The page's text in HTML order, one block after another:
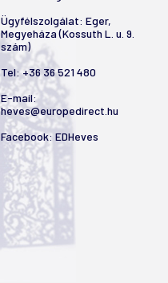
Ügyfélszolgálat: Eger,
Megyeháza (Kossuth L. u. 9.
szám)
Tel:+36 36 521 480
E-mail:
heves@europedirect.hu
Facebook: EDHeves